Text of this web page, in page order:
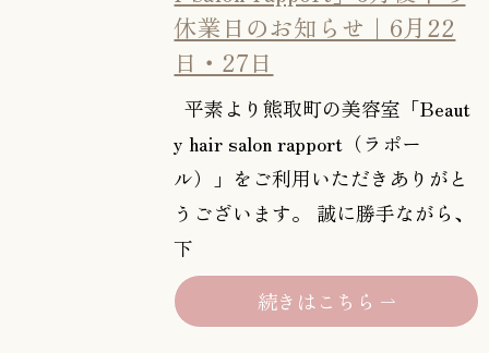
休業日のお知らせ｜6月22
日・27日
平素より熊取町の美容室「Beaut
y hair salon rapport（ラポー
ル）」をご利用いただきありがと
うございます。 誠に勝手ながら、
下
続きはこちら